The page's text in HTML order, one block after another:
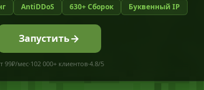
AntiDDoS 630+ Сборок Буквенный IP
Запустить
99₽/мес·102 000+ клиентов·4.8/5